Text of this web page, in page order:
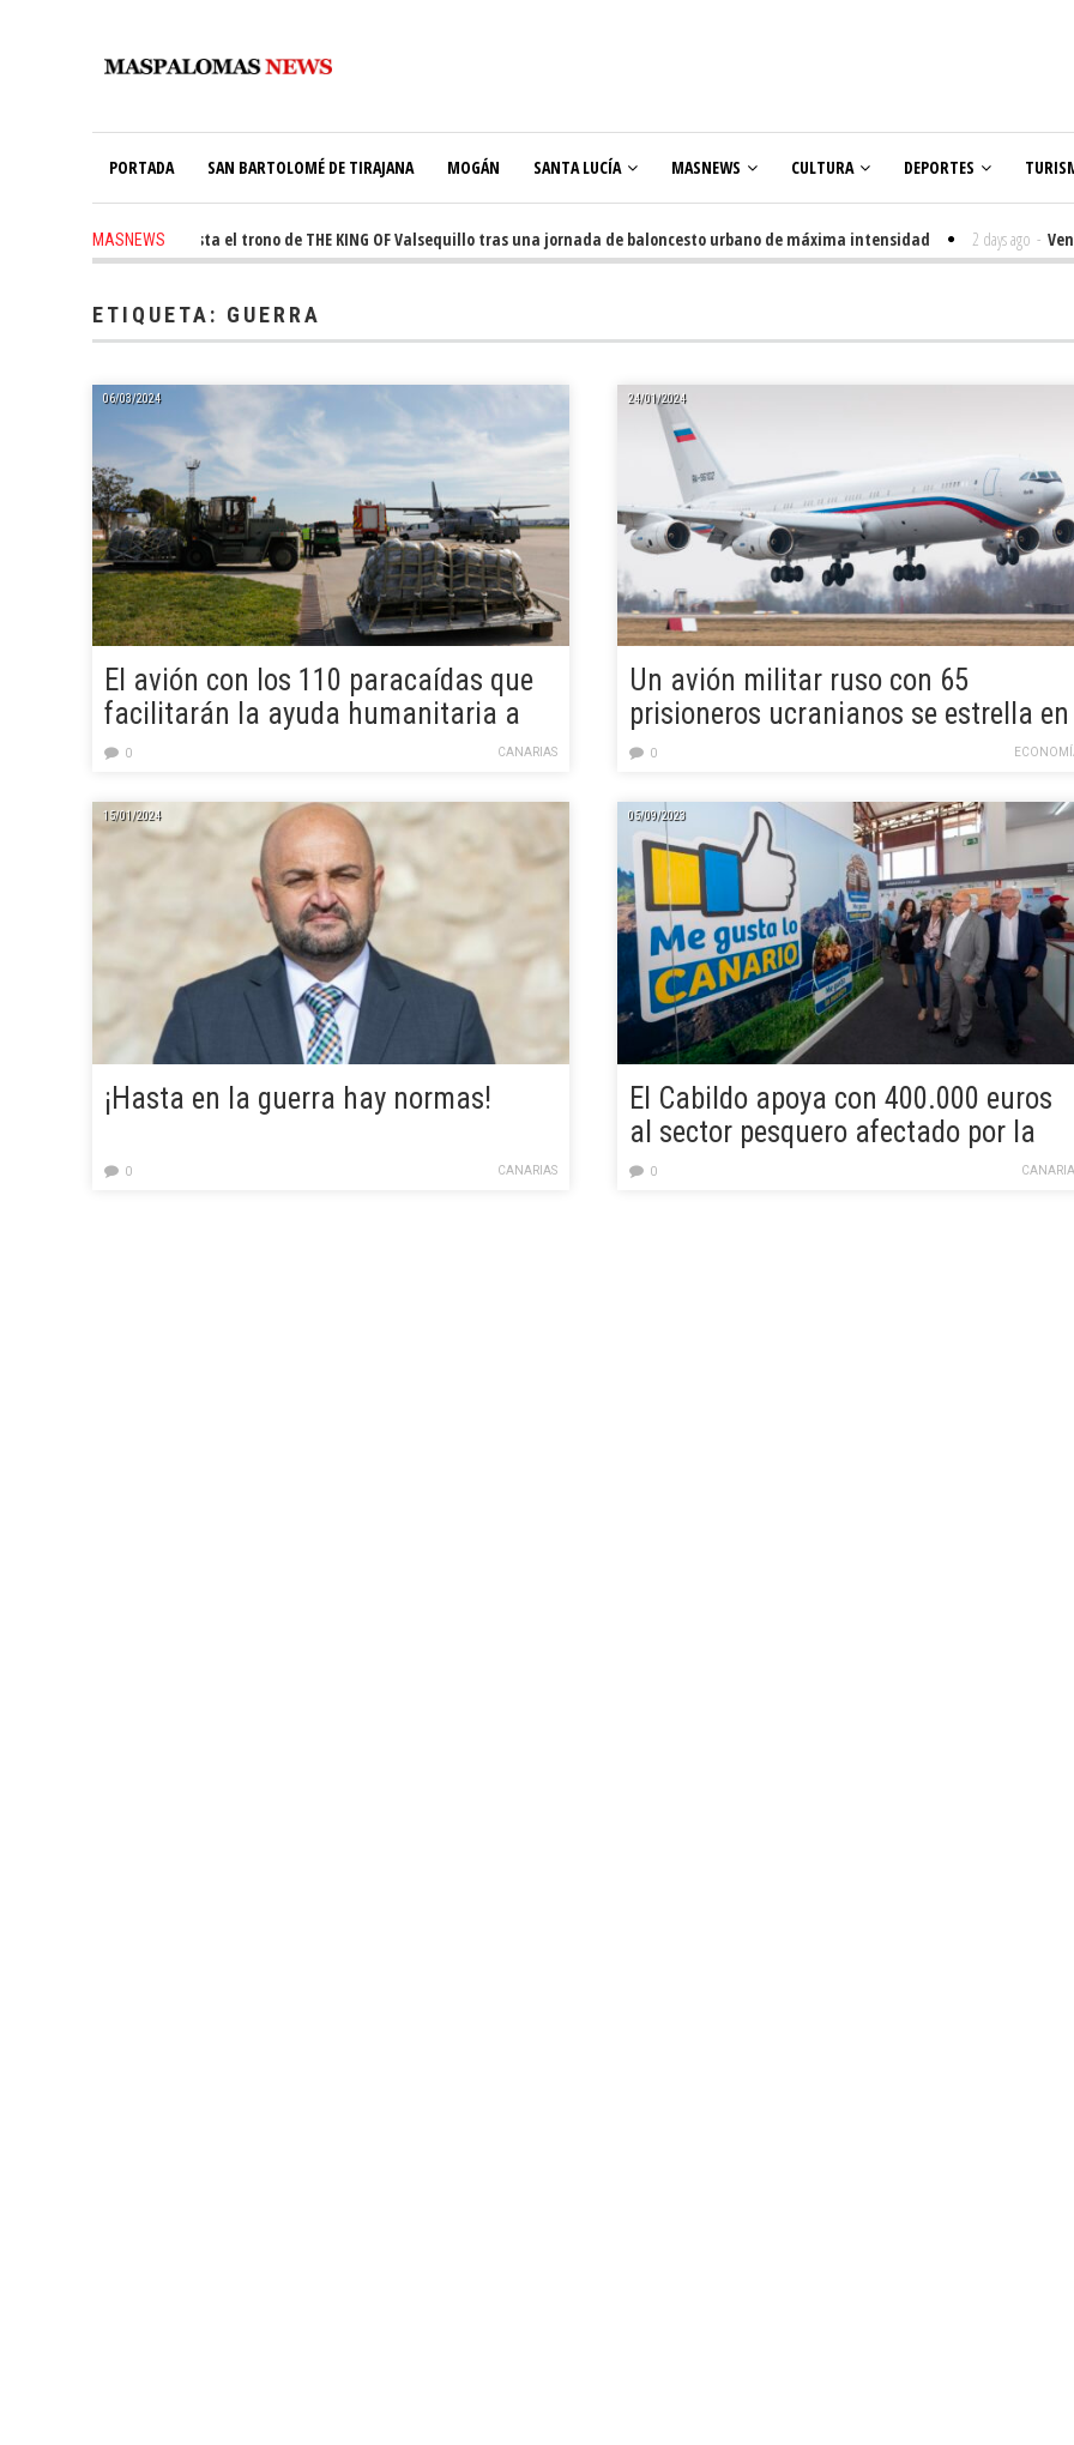
PORTADA SAN BARTOLOMÉ DE TIRAJANA MOGÁN SANTA LUCÍA MASNEWS CULTURA DEPORTES
MASNEWS
Ale Martín conquista el trono de THE KING OF Valsequillo tras una jornada de baloncesto urbano de máxima intensidad 2 days ago -
ETIQUETA: GUERRA
06/03/2024
El avión con los 110 paracaídas que
facilitarán la ayuda humanitaria a
Gaza sale hoy hacia Jordania ​​​​​​​
CANARIAS
0
24/01/2024
Un avión militar ruso con 65
prisioneros ucranianos se estrella en
Bélgorod
0
15/01/2024
¡Hasta en la guerra hay normas!
CANARIAS
0
05/09/2023
El Cabildo apoya con 400.000 euros
al sector pesquero afectado por la
subida de precios del combustible
0